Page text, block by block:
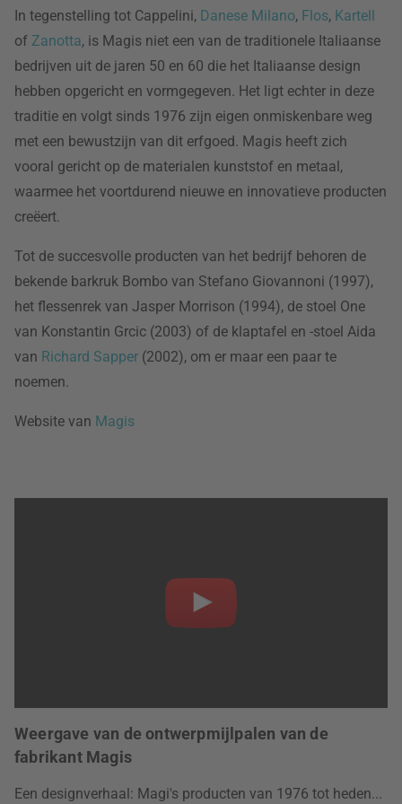
In tegenstelling tot Cappelini, Danese Milano, Flos, Kartell
of Zanotta, is Magis niet een van de traditionele Italiaanse
bedrijven uit de jaren 50 en 60 die het Italiaanse design
hebben opgericht en vormgegeven. Het ligt echter in deze
traditie en volgt sinds 1976 zijn eigen onmiskenbare weg
met een bewustzijn van dit erfgoed. Magis heeft zich
vooral gericht op de materialen kunststof en metaal,
waarmee het voortdurend nieuwe en innovatieve producten
creëert.
Tot de succesvolle producten van het bedrijf behoren de
bekende barkruk Bombo van Stefano Giovannoni (1997),
het flessenrek van Jasper Morrison (1994), de stoel One
van Konstantin Grcic (2003) of de klaptafel en -stoel Aida
van Richard Sapper (2002), om er maar een paar te
noemen.
Website van Magis
Weergave van de ontwerpmijlpalen van de
fabrikant Magis
Een designverhaal: Magi's producten van 1976 tot heden...